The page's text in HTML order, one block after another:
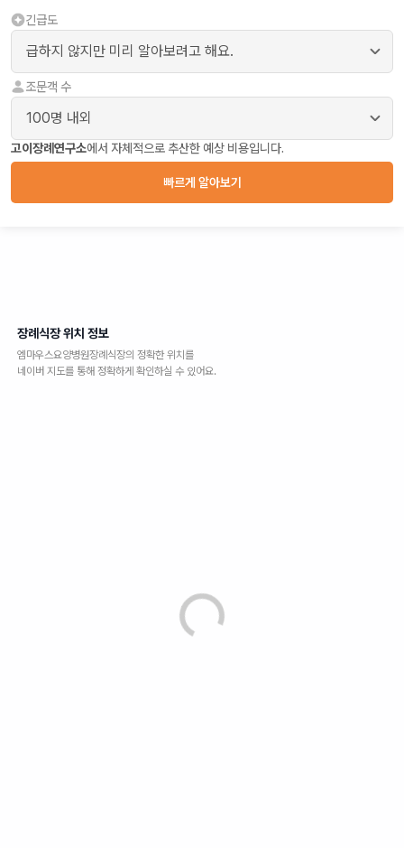
긴급도
조문객 수
고이장례연구소에서 자체적으로 추산한 예상 비용입니다.
빠르게 알아보기
장례식장 위치 정보
엠마우스요양병원장례식장의 정확한 위치를
네이버 지도를 통해 정확하게 확인하실 수 있어요.